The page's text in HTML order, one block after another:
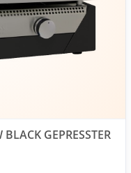
GEPRESSTER